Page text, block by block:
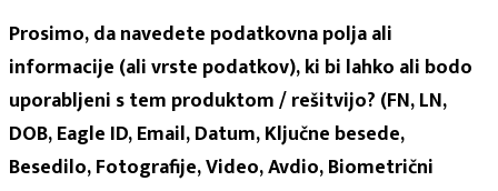
Prosimo, da navedete podatkovna polja ali
informacije (ali vrste podatkov), ki bi lahko ali bodo
uporabljeni s tem produktom / rešitvijo? (FN, LN,
DOB, Eagle ID, Email, Datum, Ključne besede,
Besedilo, Fotografije, Video, Avdio, Biometrični